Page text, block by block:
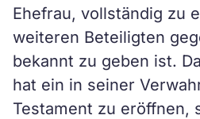
Ehefrau, vollständig zu
weiteren Beteiligten
bekannt zu geben ist.
hat ein in seiner
Testament zu eröffnen,